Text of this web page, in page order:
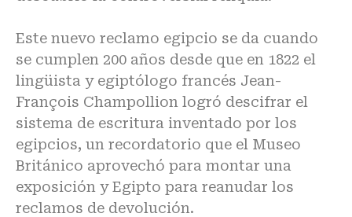
Este nuevo reclamo egipcio se da cuando
se cumplen 200 años desde que en 1822 el
lingüista y egiptólogo francés Jean-
François Champollion logró descifrar el
sistema de escritura inventado por los
egipcios, un recordatorio que el Museo
Británico aprovechó para montar una
exposición y Egipto para reanudar los
reclamos de devolución.